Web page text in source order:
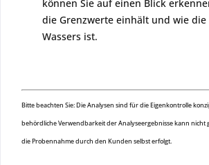
können Sie auf einen Blick
die Grenzwerte einhält und wie
Wassers ist.
Bitte beachten Sie: Die Analysen sind für die Eigenkontrolle
behördliche Verwendbarkeit der Analyseergebnisse kann nicht
die Probennahme durch den Kunden selbst erfolgt.